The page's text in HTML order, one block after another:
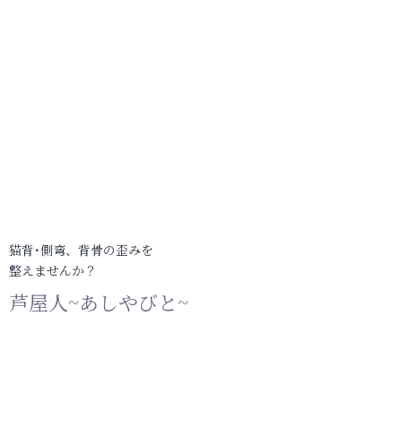
猫背･側弯、背骨の歪みを
整えませんか？
芦屋人~あしやびと~